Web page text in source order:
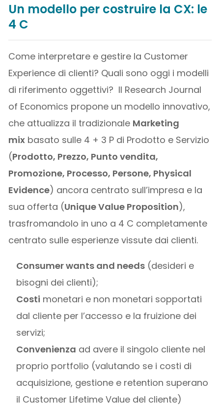
Un modello per costruire la CX: le
4 C
Come interpretare e gestire la Customer
Experience di clienti? Quali sono oggi i modelli
di riferimento oggettivi? Il Research Journal
of Economics propone un modello innovativo,
che attualizza il tradizionale Marketing
mix basato sulle 4 + 3 P di Prodotto e Servizio
(Prodotto, Prezzo, Punto vendita,
Promozione, Processo, Persone, Physical
Evidence) ancora centrato sull’impresa e la
sua offerta (Unique Value Proposition),
trasfromandolo in uno a 4 C completamente
centrato sulle esperienze vissute dai clienti.
Consumer wants and needs (desideri e
bisogni dei clienti);
Costi monetari e non monetari sopportati
dal cliente per l’accesso e la fruizione dei
servizi;
Convenienza ad avere il singolo cliente nel
proprio portfolio (valutando se i costi di
acquisizione, gestione e retention superano
il Customer Lifetime Value del cliente)